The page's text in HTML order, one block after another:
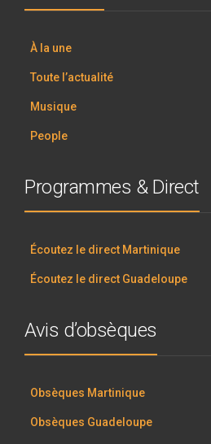
À la une
Toute l’actualité
Musique
People
Programmes & Direct
Écoutez le direct Martinique
Écoutez le direct Guadeloupe
Avis d’obsèques
Obsèques Martinique
Obsèques Guadeloupe